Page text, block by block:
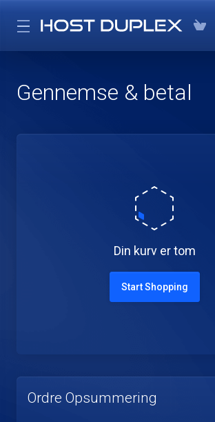
Gennemse & betal
Din kurv er tom
Start Shopping
Ordre Opsummering